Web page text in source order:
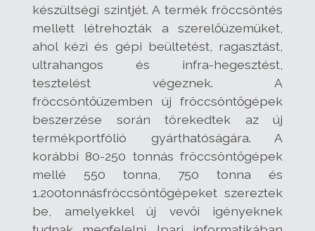
készültségi szintjét. A termék fröccsöntés
mellett létrehozták a szerelőüzemüket,
ahol kézi és gépi beültetést, ragasztást,
ultrahangos és infra-hegesztést,
tesztelést végeznek. A
fröccsöntőüzemben új fröccsöntőgépek
beszerzése során törekedtek az új
termékportfólió gyárthatóságára. A
korábbi 80-250 tonnás fröccsöntőgépek
mellé 550 tonna, 750 tonna és
1.200tonnásfröccsöntőgépeket szereztek
be, amelyekkel új vevői igényeknek